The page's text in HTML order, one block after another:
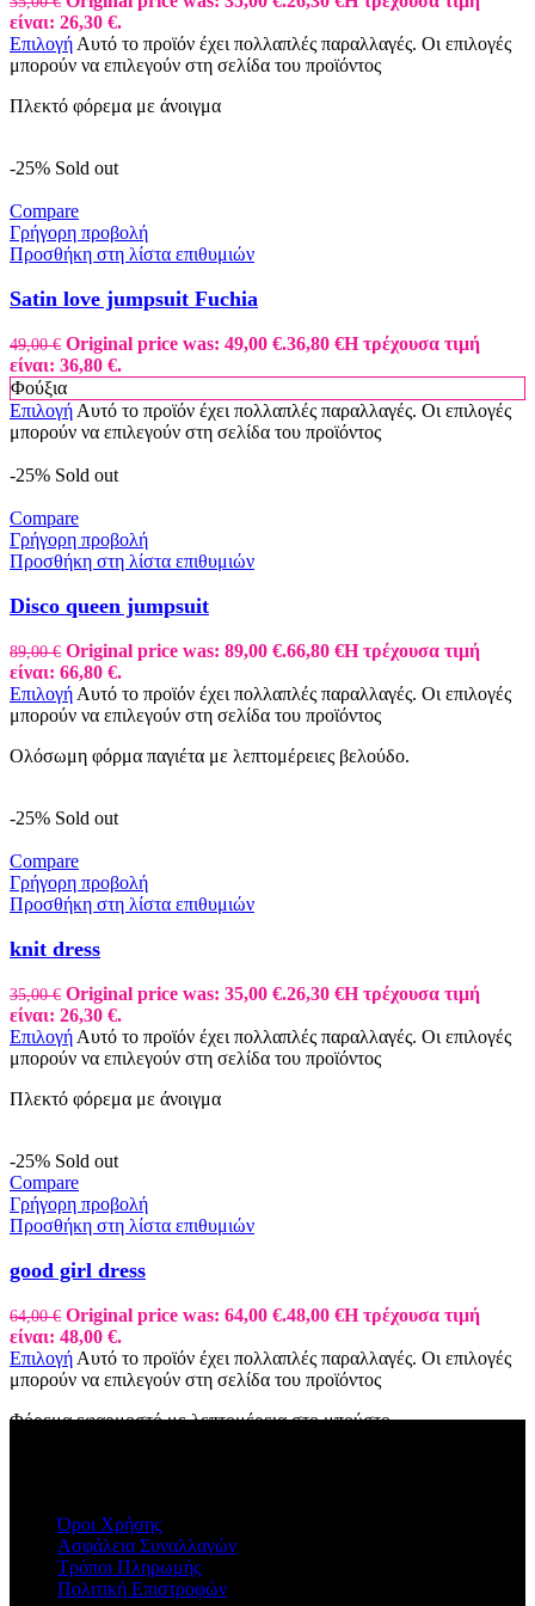
είναι: 26,30 €.
Επιλογή Αυτό το προϊόν έχει πολλαπλές παραλλαγές. Οι επιλογές
μπορούν να επιλεγούν στη σελίδα του προϊόντος
Πλεκτό φόρεμα με άνοιγμα
-25% Sold out
Compare
Γρήγορη προβολή
Προσθήκη στη λίστα επιθυμιών
Satin love jumpsuit Fuchia
49,00€ Original price was: 49,00 €.36,80 €Η τρέχουσα τιμή
είναι: 36,80 €.
Φούξια
Επιλογή Αυτό το προϊόν έχει πολλαπλές παραλλαγές. Οι επιλογές
μπορούν να επιλεγούν στη σελίδα του προϊόντος
-25% Sold out
Compare
Γρήγορη προβολή
Προσθήκη στη λίστα επιθυμιών
Disco queen jumpsuit
89,00€ Original price was: 89,00 €.66,80 €Η τρέχουσα τιμή
είναι: 66,80 €.
Επιλογή Αυτό το προϊόν έχει πολλαπλές παραλλαγές. Οι επιλογές
μπορούν να επιλεγούν στη σελίδα του προϊόντος
Ολόσωμη φόρμα παγιέτα με λεπτομέρειες βελούδο.
-25% Sold out
Compare
Γρήγορη προβολή
Προσθήκη στη λίστα επιθυμιών
knit dress
35,00€ Original price was: 35,00 €.26,30 €Η τρέχουσα τιμή
είναι: 26,30 €.
Επιλογή Αυτό το προϊόν έχει πολλαπλές παραλλαγές. Οι επιλογές
μπορούν να επιλεγούν στη σελίδα του προϊόντος
Πλεκτό φόρεμα με άνοιγμα
-25% Sold out
Compare
Γρήγορη προβολή
Προσθήκη στη λίστα επιθυμιών
good girl dress
64,00€ Original price was: 64,00 €.48,00 €Η τρέχουσα τιμή
είναι: 48,00 €.
Επιλογή Αυτό το προϊόν έχει πολλαπλές παραλλαγές. Οι επιλογές
μπορούν να επιλεγούν στη σελίδα του προϊόντος
Φόρεμα εφαρμοστό με λεπτομέρεια στο μπούστο.
Όροι Χρήσης
Ασφάλεια Συναλλαγών
Τρόποι Πληρωμής
Πολιτική Επιστροφών